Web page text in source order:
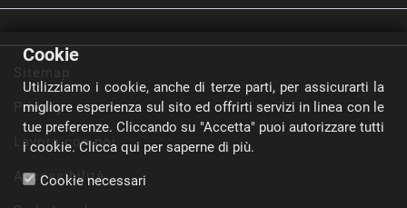
Privacy
Lavora con noi
Accessibilità
Cookie
Utilizziamo i cookie, anche di terze parti, per assicurarti la
migliore esperienza sul sito ed offrirti servizi in linea con le
tue preferenze. Cliccando su "Accetta" puoi autorizzare tutti
i cookie. Clicca qui per saperne di più.
Cookie necessari